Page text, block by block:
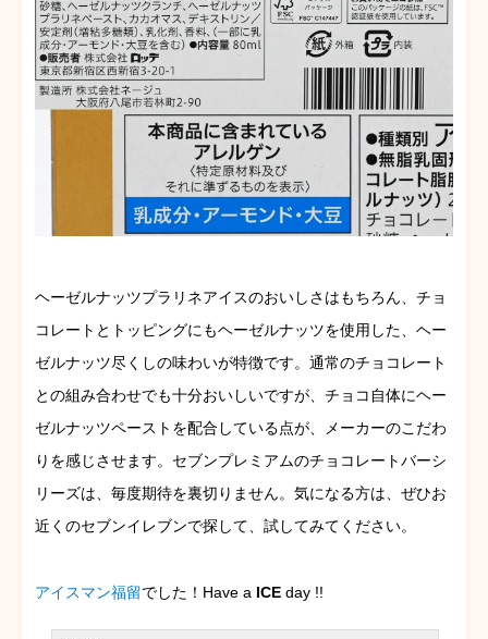
ヘーゼルナッツプラリネアイスのおいしさはもちろん、チョ
コレートとトッピングにもヘーゼルナッツを使用した、ヘー
ゼルナッツ尽くしの味わいが特徴です。通常のチョコレート
との組み合わせでも十分おいしいですが、チョコ自体にヘー
ゼルナッツペーストを配合している点が、メーカーのこだわ
りを感じさせます。セブンプレミアムのチョコレートバーシ
リーズは、毎度期待を裏切りません。気になる方は、ぜひお
近くのセブンイレブンで探して、試してみてください。
アイスマン福留でした！Have a ICE day !!